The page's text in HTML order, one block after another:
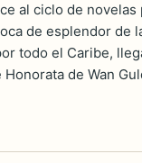
al ciclo de
de esplendor de
todo el Caribe,
de Wan